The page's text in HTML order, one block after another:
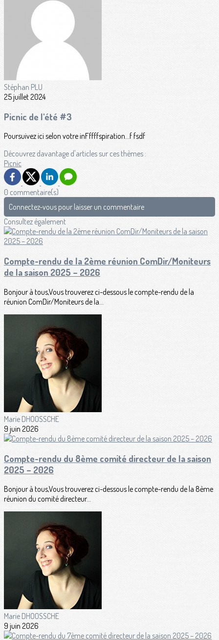
Stéphan PLU
25 juillet 2024
Picnic de l'été #3
Poursuivez ici selon votre inFffffspiration...f fsdf
Découvrez davantage d'articles sur ces thèmes :
Picnic
0 commentaire(s)
Connectez-vous pour laisser un commentaire
Consultez également
Compte-rendu de la 2ème réunion ComDir/Moniteurs
de la saison 2025 – 2026
Bonjour à tous,Vous trouverez ci-dessous le compte-rendu de la
réunion ComDir/Moniteurs de la...
Marie DHOOSSCHE
9 juin 2026
Compte-rendu du 8ème comité directeur de la saison
2025 – 2026
Bonjour à tous,Vous trouverez ci-dessous le compte-rendu de la 8ème
réunion du comité directeur...
Marie DHOOSSCHE
9 juin 2026